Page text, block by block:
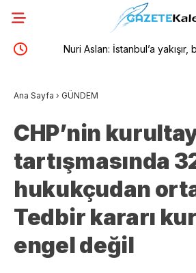
Nuri Aslan: İstanbul’a yakışır, bu
Ana Sayfa › GÜNDEM
CHP’nin
tartışmasında
hukukçudan
Tedbir kararı
engel değil